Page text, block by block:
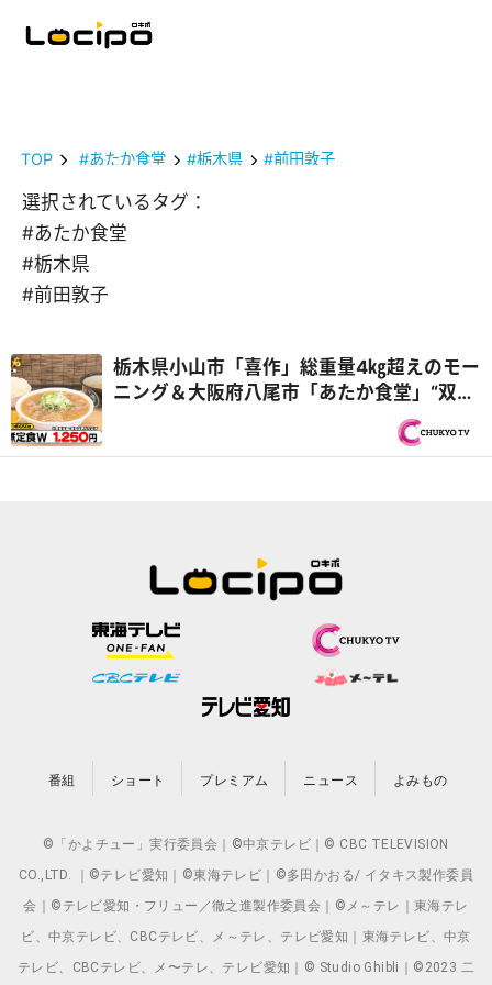
TOP #あたか食堂 #栃木県 #前田敦子
選択されているタグ：
#あたか食堂
#栃木県
#前田敦子
栃木県小山市「喜作」総重量4㎏超えのモー
ニング＆大阪府八尾市「あたか食堂」“双子
妖精姉妹”が再び登場『オモウマい店』
番組 ショート プレミアム ニュース よみもの
©「かよチュー」実行委員会｜©中京テレビ｜© CBC TELEVISION
CO.,LTD. ｜©テレビ愛知｜©東海テレビ｜©多田かおる/ イタキス製作委員
会｜©テレビ愛知・フリュー／徹之進製作委員会｜©メ～テレ｜東海テレ
ビ、中京テレビ、CBCテレビ、メ～テレ、テレビ愛知｜東海テレビ、中京
テレビ、CBCテレビ、メ〜テレ、テレビ愛知｜© Studio Ghibli｜©2023 二